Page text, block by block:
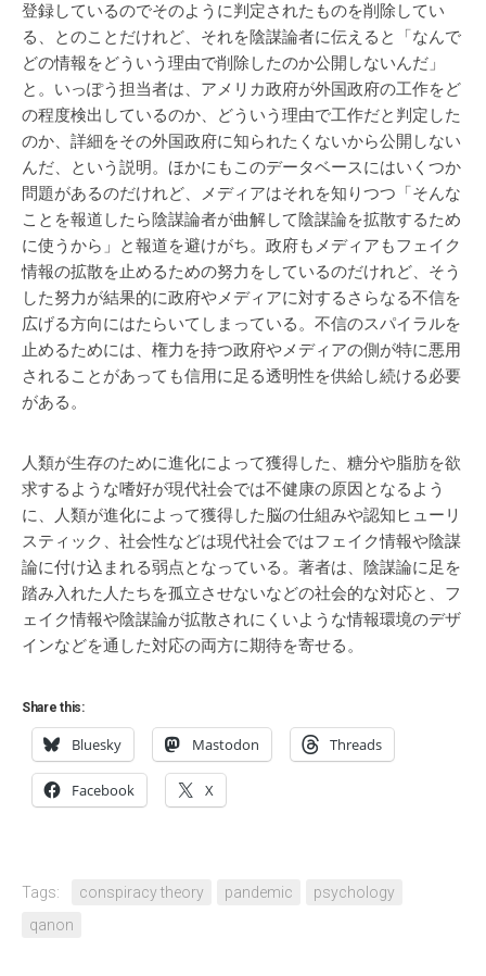
登録しているのでそのように判定されたものを削除してい
る、とのことだけれど、それを陰謀論者に伝えると「なんで
どの情報をどういう理由で削除したのか公開しないんだ」
と。いっぽう担当者は、アメリカ政府が外国政府の工作をど
の程度検出しているのか、どういう理由で工作だと判定した
のか、詳細をその外国政府に知られたくないから公開しない
んだ、という説明。ほかにもこのデータベースにはいくつか
問題があるのだけれど、メディアはそれを知りつつ「そんな
ことを報道したら陰謀論者が曲解して陰謀論を拡散するため
に使うから」と報道を避けがち。政府もメディアもフェイク
情報の拡散を止めるための努力をしているのだけれど、そう
した努力が結果的に政府やメディアに対するさらなる不信を
広げる方向にはたらいてしまっている。不信のスパイラルを
止めるためには、権力を持つ政府やメディアの側が特に悪用
されることがあっても信用に足る透明性を供給し続ける必要
がある。
人類が生存のために進化によって獲得した、糖分や脂肪を欲
求するような嗜好が現代社会では不健康の原因となるよう
に、人類が進化によって獲得した脳の仕組みや認知ヒューリ
スティック、社会性などは現代社会ではフェイク情報や陰謀
論に付け込まれる弱点となっている。著者は、陰謀論に足を
踏み入れた人たちを孤立させないなどの社会的な対応と、フ
ェイク情報や陰謀論が拡散されにくいような情報環境のデザ
インなどを通した対応の両方に期待を寄せる。
Share this:
Bluesky Mastodon Threads
Facebook X
Tags: conspiracy theory pandemic
psychology
qanon